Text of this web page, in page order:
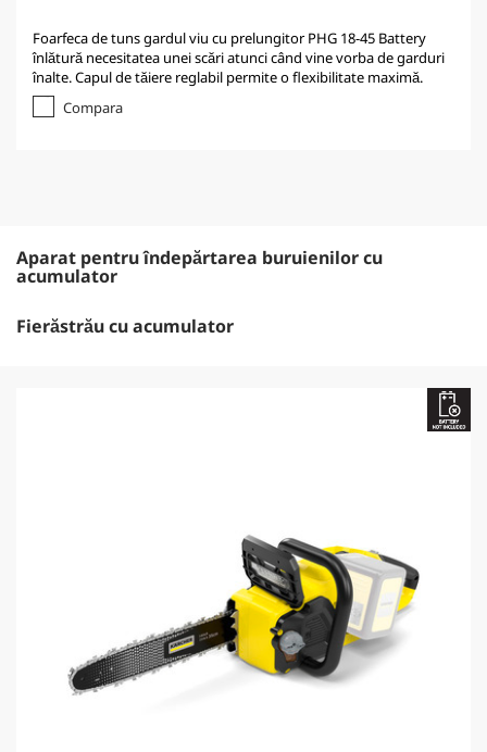
Foarfeca de tuns gardul viu cu prelungitor PHG 18-45 Battery
înlătură necesitatea unei scări atunci când vine vorba de garduri
înalte. Capul de tăiere reglabil permite o flexibilitate maximă.
Compara
Aparat pentru îndepărtarea buruienilor cu
acumulator
Fierăstrău cu acumulator